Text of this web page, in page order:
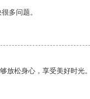
多问题。
放松身心，享受美好时光。